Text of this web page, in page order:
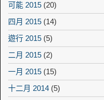
可能 2015 (20)
四月 2015 (14)
遊行 2015 (5)
二月 2015 (2)
一月 2015 (15)
十二月 2014 (5)